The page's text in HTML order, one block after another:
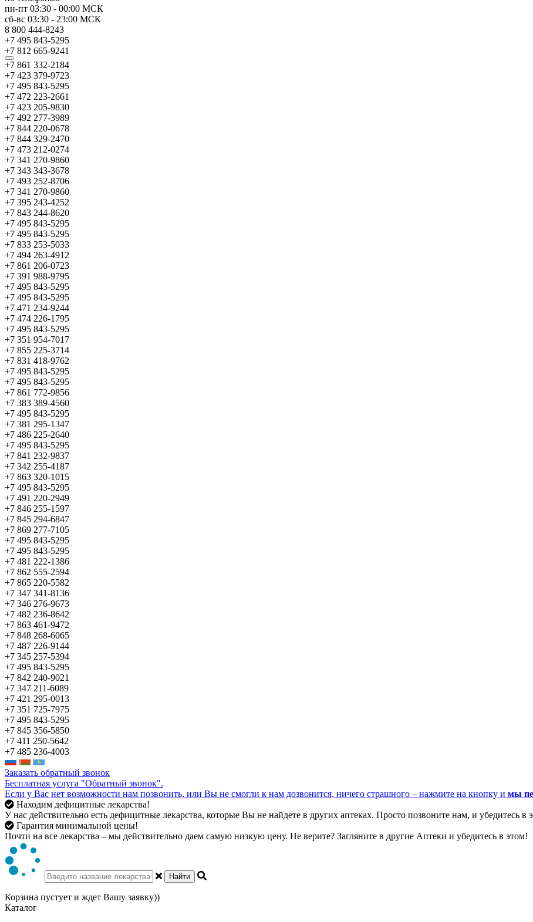
пн-пт 03:30 - 00:00 МСК
сб-вс 03:30 - 23:00 МСК
8 800 444-8243
+7 495 843-5295
+7 812 665-9241
+7 861 332-2184
+7 423 379-9723
+7 495 843-5295
+7 472 223-2661
+7 423 205-9830
+7 492 277-3989
+7 844 220-0678
+7 844 329-2470
+7 473 212-0274
+7 341 270-9860
+7 343 343-3678
+7 493 252-8706
+7 341 270-9860
+7 395 243-4252
+7 843 244-8620
+7 495 843-5295
+7 495 843-5295
+7 833 253-5033
+7 494 263-4912
+7 861 206-0723
+7 391 988-9795
+7 495 843-5295
+7 495 843-5295
+7 471 234-9244
+7 474 226-1795
+7 495 843-5295
+7 351 954-7017
+7 855 225-3714
+7 831 418-9762
+7 495 843-5295
+7 495 843-5295
+7 861 772-9856
+7 383 389-4560
+7 495 843-5295
+7 381 295-1347
+7 486 225-2640
+7 495 843-5295
+7 841 232-9837
+7 342 255-4187
+7 863 320-1015
+7 495 843-5295
+7 491 220-2949
+7 846 255-1597
+7 845 294-6847
+7 869 277-7105
+7 495 843-5295
+7 495 843-5295
+7 481 222-1386
+7 862 555-2594
+7 865 220-5582
+7 347 341-8136
+7 346 276-9673
+7 482 236-8642
+7 863 461-9472
+7 848 268-6065
+7 487 226-9144
+7 345 257-5394
+7 495 843-5295
+7 842 240-9021
+7 347 211-6089
+7 421 295-0013
+7 351 725-7975
+7 495 843-5295
+7 845 356-5850
+7 411 250-5642
+7 485 236-4003
Заказать обратный звонок
Бесплатная услуга "Обратный звонок".
Если у Вас нет возможности нам позвонить, или Вы не смогли к нам дозвонится, ничего страшного – нажмите на кнопку и мы
Находим дефицитные лекарства!
У нас действительно есть дефицитные лекарства, которые Вы не найдете в других аптеках. Просто позвоните нам, и убедитесь в
Гарантия минимальной цены!
Почти на все лекарства – мы действительно даем самую низкую цену. Не верите? Загляните в другие Аптеки и убедитесь в этом!
Найти
Корзина пустует и ждет Вашу заявку))
Каталог